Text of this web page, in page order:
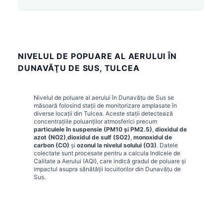
NIVELUL DE POPUARE AL AERULUI ÎN
DUNAVĂŢU DE SUS, TULCEA
Nivelul de poluare al aerului în Dunavăţu de Sus se
măsoară folosind stații de monitorizare amplasate în
diverse locații din Tulcea. Aceste stații detectează
concentrațiile poluanților atmosferici precum
particulele în suspensie (PM10 și PM2.5), dioxidul de
azot (NO2),dioxidul de sulf (SO2), monoxidul de
carbon (CO) și ozonul la nivelul solului (O3). Datele
colectate sunt procesate pentru a calcula Indicele de
Calitate a Aerului (AQI), care indică gradul de poluare și
impactul asupra sănătății locuitorilor din Dunavăţu de
Sus.